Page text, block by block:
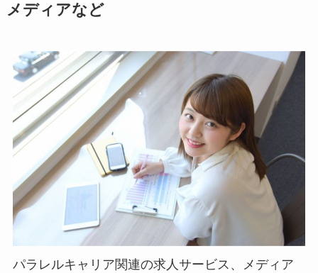
メディアなど
パラレルキャリア関連の求人サービス、メディア